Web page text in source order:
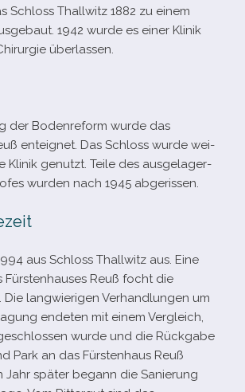
Schloss Thallwitz 1882 zu einem
1942 wurde es einer Klinik
überlassen.
der Bodenreform wurde das
ent­eig­net. Das Schloss wurde wei­
Klinik genutzt. Teile des aus­ge­la­ger­
wur­den nach 1945 abgerissen.
aus Schloss Thallwitz aus. Eine
Fürstenhauses Reuß focht die
Die lang­wie­ri­gen Verhandlungen um
ende­ten mit einem Vergleich,
wurde und die Rückgabe
Park an das Fürstenhaus Reuß
Jahr spä­ter begann die Sanierung